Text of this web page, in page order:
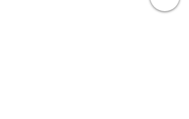
cours version "vidéo en ligne" vous sera